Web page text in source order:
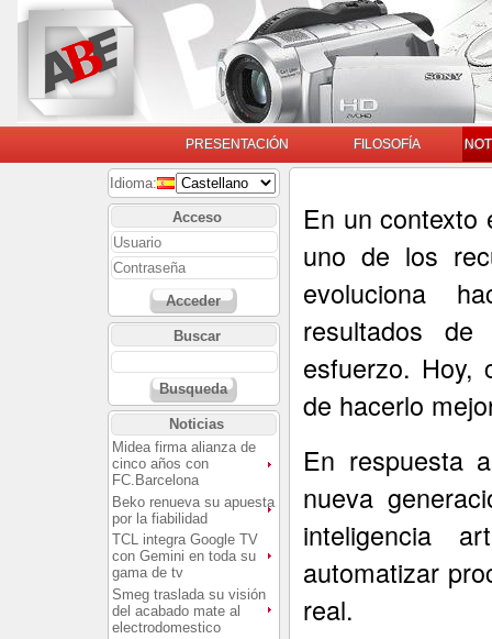
PRESENTACIÓN FILOSOFÍA
Idioma:
Acceso
Acceder
Buscar
Busqueda
Noticias
Midea firma alianza de
cinco años con
FC.Barcelona
Beko renueva su apuesta
por la fiabilidad
TCL integra Google TV
con Gemini en toda su
gama de tv
Smeg traslada su visión
del acabado mate al
electrodomestico
En un contexto
uno de los
evoluciona
resultados
esfuerzo. Hoy,
de hacerlo
En respuesta
nueva
inteligencia
automatizar
real.